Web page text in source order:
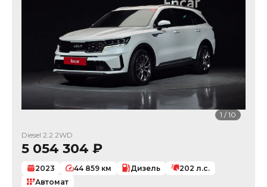
1 /10
Diesel 2.2 2WD
5 054 304 ₽
2023 44 859 км Дизель 202 л.с.
Автомат